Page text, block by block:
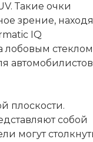
Такие очки
зрение,
IQ
лобовым
плоскости.
собой
могут